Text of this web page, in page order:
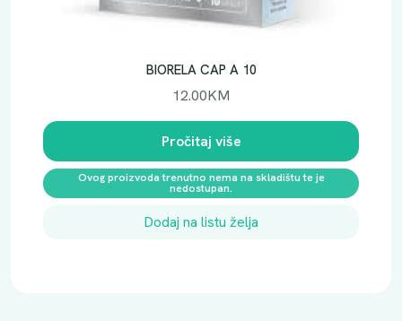
BIORELA CAP A 10
12.00KM
Pročitaj više
Ovog proizvoda trenutno nema na skladištu te je
nedostupan.
Dodaj na listu želja